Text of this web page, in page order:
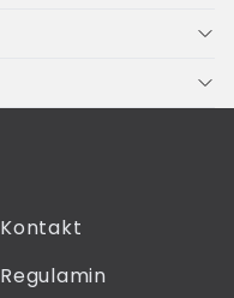
Kontakt
Regulamin